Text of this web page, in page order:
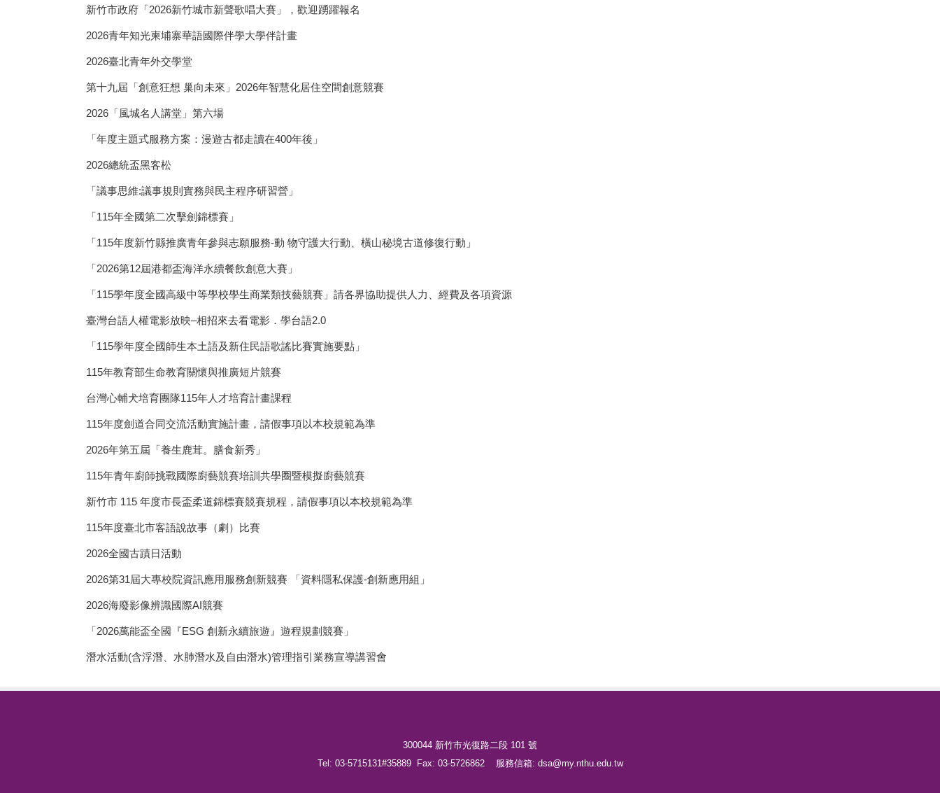
新竹市政府「2026新竹城市新聲歌唱大賽」，歡迎踴躍報名
2026青年知光柬埔寨華語國際伴學大學伴計畫
2026臺北青年外交學堂
第十九屆「創意狂想 巢向未來」2026年智慧化居住空間創意競賽
2026「風城名人講堂」第六場
「年度主題式服務方案：漫遊古都走讀在400年後」
2026總統盃黑客松
「議事思維:議事規則實務與民主程序研習營」
「115年全國第二次擊劍錦標賽」
「115年度新竹縣推廣青年參與志願服務-動 物守護大行動、橫山秘境古道修復行動」
「2026第12屆港都盃海洋永續餐飲創意大賽」
「115學年度全國高級中等學校學生商業類技藝競賽」請各界協助提供人力、經費及各項資源
臺灣台語人權電影放映–相招來去看電影．學台語2.0
「115學年度全國師生本土語及新住民語歌謠比賽實施要點」
115年教育部生命教育關懷與推廣短片競賽
台灣心輔犬培育團隊115年人才培育計畫課程
115年度劍道合同交流活動實施計畫，請假事項以本校規範為準
2026年第五屆「養生鹿茸。膳食新秀」
115年青年廚師挑戰國際廚藝競賽培訓共學圈暨模擬廚藝競賽
新竹市 115 年度市長盃柔道錦標賽競賽規程，請假事項以本校規範為準
115年度臺北市客語說故事（劇）比賽
2026全國古蹟日活動
2026第31屆大專校院資訊應用服務創新競賽 「資料隱私保護-創新應用組」
2026海廢影像辨識國際AI競賽
「2026萬能盃全國『ESG 創新永續旅遊』遊程規劃競賽」
潛水活動(含浮潛、水肺潛水及自由潛水)管理指引業務宣導講習會
300044 新竹市光復路二段 101 號
Tel: 03-5715131#35889 Fax: 03-5726862 服務信箱: dsa@my.nthu.edu.tw